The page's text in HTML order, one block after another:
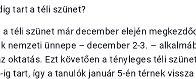
tart a téli szünet?
téli szünet már december elején
nemzeti ünnepe – december 2-3. –
oktatás. Ezt követően a tényleges téli
tart, így a tanulók január 5-én térnek vissza